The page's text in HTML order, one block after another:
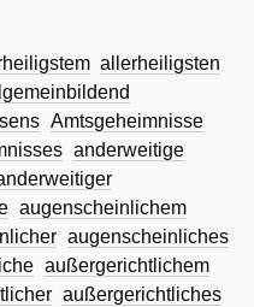
allerheiligsten
Amtsgeheimnisse
anderweitige
augenscheinlichem
augenscheinliches
außergerichtlichem
außergerichtliches